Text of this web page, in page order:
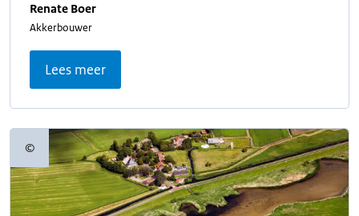
Renate Boer
Akkerbouwer
Lees meer
©Copyrightinformatie